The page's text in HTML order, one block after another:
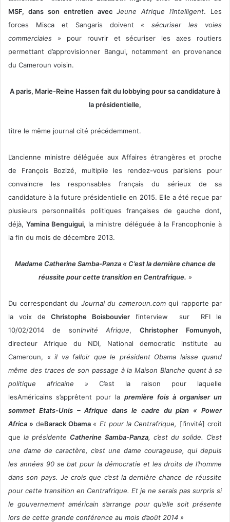
MSF, dans son entretien avecJeune Afrique l’Intelligent. Les
forces Misca et Sangaris doivent « sécuriser les voies
commerciales » pour rouvrir et sécuriser les axes routiers
permettant d’approvisionner Bangui, notamment en provenance
du Cameroun voisin.
A paris, Marie-Reine Hassen fait du lobbying pour sa candidature à
la présidentielle,
titre le même journal cité précédemment.
L’ancienne ministre déléguée aux Affaires étrangères et proche
de François Bozizé, multiplie les rendez-vous parisiens pour
convaincre les responsables français du sérieux de sa
candidature à la future présidentielle en 2015. Elle a été reçue par
plusieurs personnalités politiques françaises de gauche dont,
déjà,Yamina Benguigui, la ministre déléguée à la Francophonie à
la fin du mois de décembre 2013.
Madame Catherine Samba-Panza « C’est la dernière chance de
réussite pour cette transition en Centrafrique. »
Du correspondant du Journal du cameroun.comqui rapporte par
la voix de
Christophe Boisbouvier l’interview sur RFI le
10/02/2014 de sonInvité Afrique,Christopher Fomunyoh,
directeur Afrique du NDI, National democratic institute au
Cameroun, « il va falloir que le président Obama laisse quand
même des traces de son passage à la Maison Blanche quant à sa
politique africaine » C’est la raison pour laquelle
lesAméricains s’apprêtent pour la première fois à organiser un
sommet Etats-Unis – Afrique dans le cadre du plan « Power
Africa » deBarack Obama « Et pour la Centrafrique, [l’invité] croit
quela présidente Catherine Samba-Panza, c’est du solide. C’est
une dame de caractère, c’est une dame courageuse, qui depuis
les années 90 se bat pour la démocratie et les droits de l’homme
dans son pays. Je crois que c’est la dernière chance de réussite
pour cette transition en Centrafrique. Et je ne serais pas surpris si
le gouvernement américain s’arrange pour qu’elle soit présente
lors de cette grande conférence au mois d’août 2014 »